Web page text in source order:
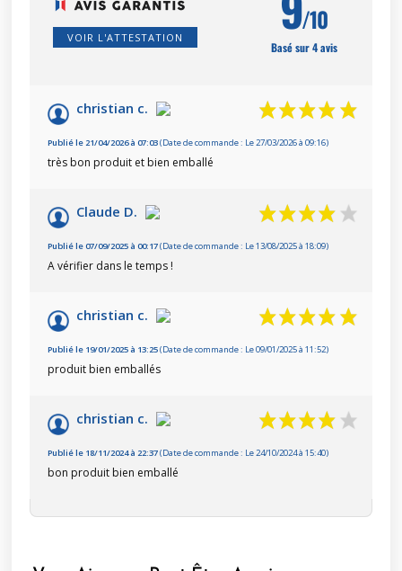
VOIR L'ATTESTATION
/10
Basé sur 4 avis
christian c.
Publié le 21/04/2026 à 07:03(Date de commande : Le 27/03/2026 à 09:16)
très bon produit et bien emballé
Claude D.
Publié le 07/09/2025 à 00:17(Date de commande : Le 13/08/2025 à 18:09)
A vérifier dans le temps !
christian c.
Publié le 19/01/2025 à 13:25(Date de commande : Le 09/01/2025 à 11:52)
produit bien emballés
christian c.
Publié le 18/11/2024 à 22:37(Date de commande : Le 24/10/2024 à 15:40)
bon produit bien emballé